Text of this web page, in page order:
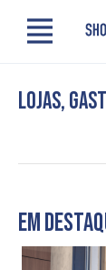
Menu
Lojas,
Clube de
Novidades
Quem
Lojas,
Em